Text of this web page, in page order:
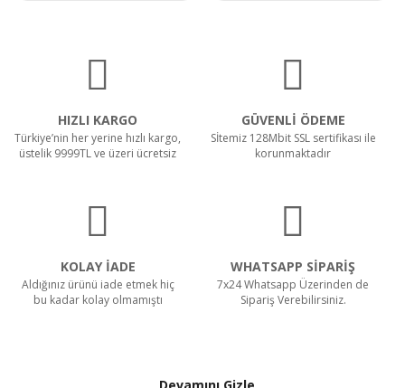
HIZLI KARGO
Türkiye’nin her yerine hızlı kargo,
üstelik 9999TL ve üzeri ücretsiz
GÜVENLİ ÖDEME
Sİtemiz 128Mbit SSL sertifikası ile
korunmaktadır
KOLAY İADE
Aldığınız ürünü iade etmek hiç
bu kadar kolay olmamıştı
WHATSAPP SİPARİŞ
7x24 Whatsapp Üzerinden de
Sipariş Verebilirsiniz.